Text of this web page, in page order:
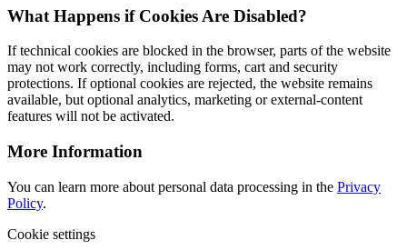
What Happens if Cookies Are Disabled?
If technical cookies are blocked in the browser, parts of the website
may not work correctly, including forms, cart and security
protections. If optional cookies are rejected, the website remains
available, but optional analytics, marketing or external-content
features will not be activated.
More Information
You can learn more about personal data processing in the Privacy
Policy.
Cookie settings